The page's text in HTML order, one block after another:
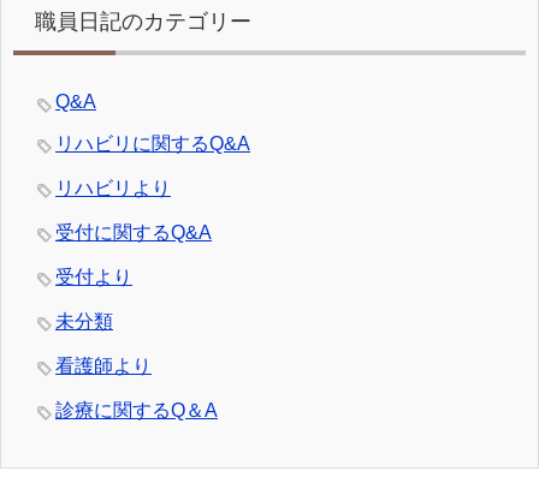
職員日記のカテゴリー
Q&A
リハビリに関するQ&A
リハビリより
受付に関するQ&A
受付より
未分類
看護師より
診療に関するQ＆A